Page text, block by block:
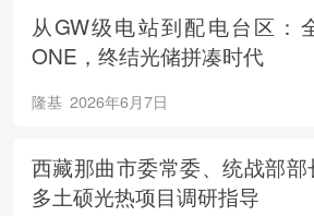
从GW级电站到配电台区：
ONE，终结光储拼凑时代
隆基 2026年6月7日
西藏那曲市委常委、统战部
多土硕光热项目调研指导